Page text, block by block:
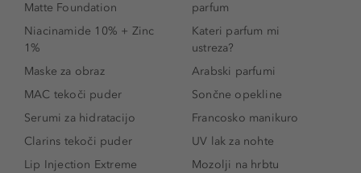
Matte Foundation
Niacinamide 10% + Zinc
1%
Maske za obraz
MAC tekoči puder
Serumi za hidratacijo
Clarins tekoči puder
Lip Injection Extreme
parfum
Kateri parfum mi
ustreza?
Arabski parfumi
Sončne opekline
Francosko manikuro
UV lak za nohte
Mozolji na hrbtu